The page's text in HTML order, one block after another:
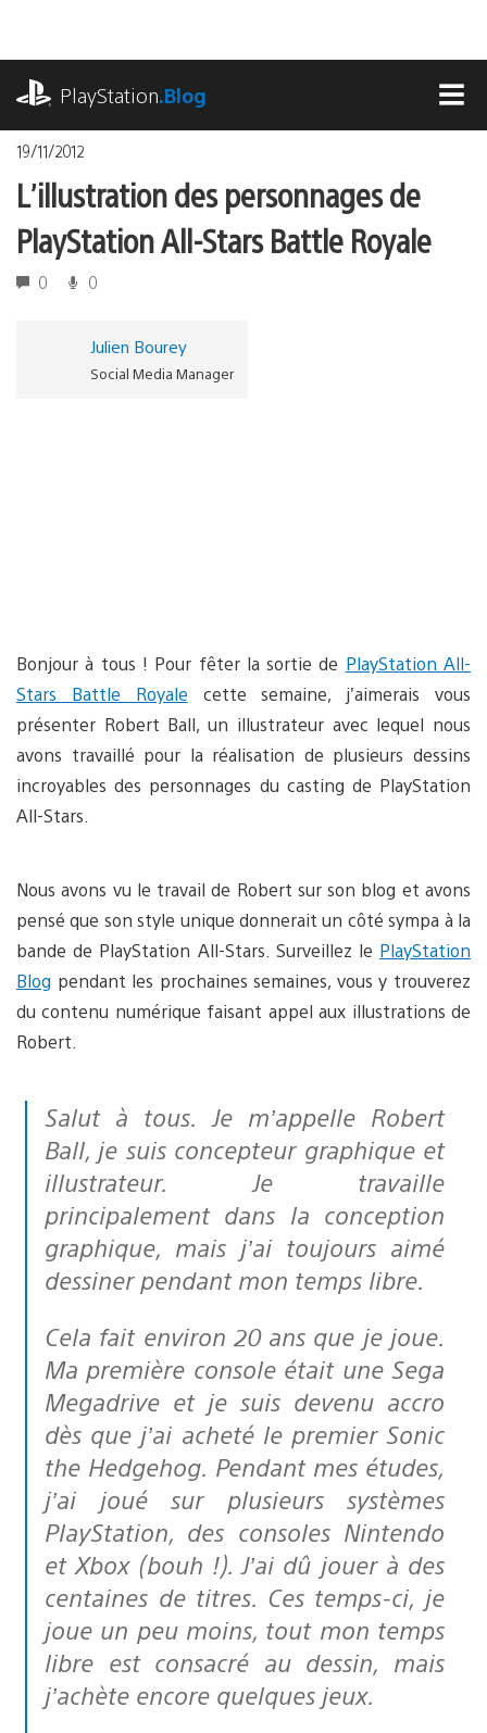
contenu
PlayStation.Blog
19/11/2012
L’illustration des personnages de
PlayStation All-Stars Battle Royale
0 0
Julien Bourey
Social Media Manager
Bonjour à tous ! Pour fêter la sortie de PlayStation All-
Stars Battle Royale cette semaine, j’aimerais vous
présenter Robert Ball, un illustrateur avec lequel nous
avons travaillé pour la réalisation de plusieurs dessins
incroyables des personnages du casting de PlayStation
All-Stars.
Nous avons vu le travail de Robert sur son blog et avons
pensé que son style unique donnerait un côté sympa à la
bande de PlayStation All-Stars. Surveillez le PlayStation
Blog pendant les prochaines semaines, vous y trouverez
du contenu numérique faisant appel aux illustrations de
Robert.
Salut à tous. Je m’appelle Robert
Ball, je suis concepteur graphique et
illustrateur. Je travaille
principalement dans la conception
graphique, mais j’ai toujours aimé
dessiner pendant mon temps libre.
Cela fait environ 20 ans que je joue.
Ma première console était une Sega
Megadrive et je suis devenu accro
dès que j’ai acheté le premier Sonic
the Hedgehog. Pendant mes études,
j’ai joué sur plusieurs systèmes
PlayStation, des consoles Nintendo
et Xbox (bouh !). J’ai dû jouer à des
centaines de titres. Ces temps-ci, je
joue un peu moins, tout mon temps
libre est consacré au dessin, mais
j’achète encore quelques jeux.